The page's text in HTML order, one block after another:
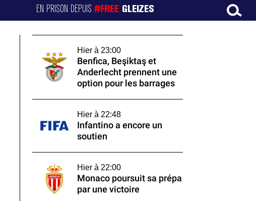
EN PRISON DEPUIS#FREE GLEIZES
Hier à 23:00
Benfica, Beşiktaş et
Anderlecht prennent une
option pour les barrages
Hier à 22:48
Infantino a encore un
soutien
Hier à 22:00
Monaco poursuit sa prépa
par une victoire